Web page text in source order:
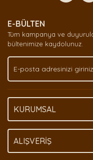
Ürün
Ürün bilgilerinde
Bu ürüne benzer
E-BÜLTEN
Tüm kampanya ve
bültenimize kaydolunuz.
KURUMSAL
ALIŞVERİŞ